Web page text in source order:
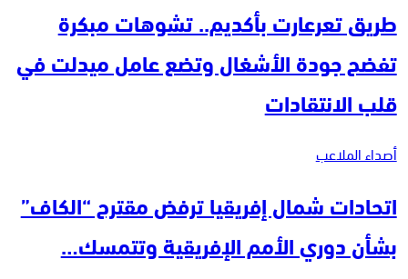
طريق تعرعارت بأكديم.. تشوهات مبكرة
تفضح جودة الأشغال وتضع عامل ميدلت في
قلب الانتقادات
أصداء الملاعب
اتحادات شمال إفريقيا ترفض مقترح “الكاف”
بشأن دوري الأمم الإفريقية وتتمسك…